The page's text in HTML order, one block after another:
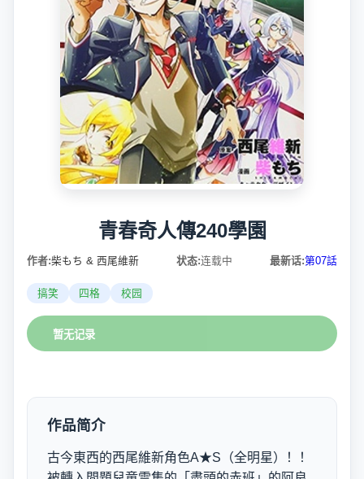
青春奇人傳240學園
作者:柴もち & 西尾維新 状态:连载中 最新话:第07話
搞笑 四格 校园
暂无记录
作品简介
古今東西的西尾維新角色A★S（全明星）！！